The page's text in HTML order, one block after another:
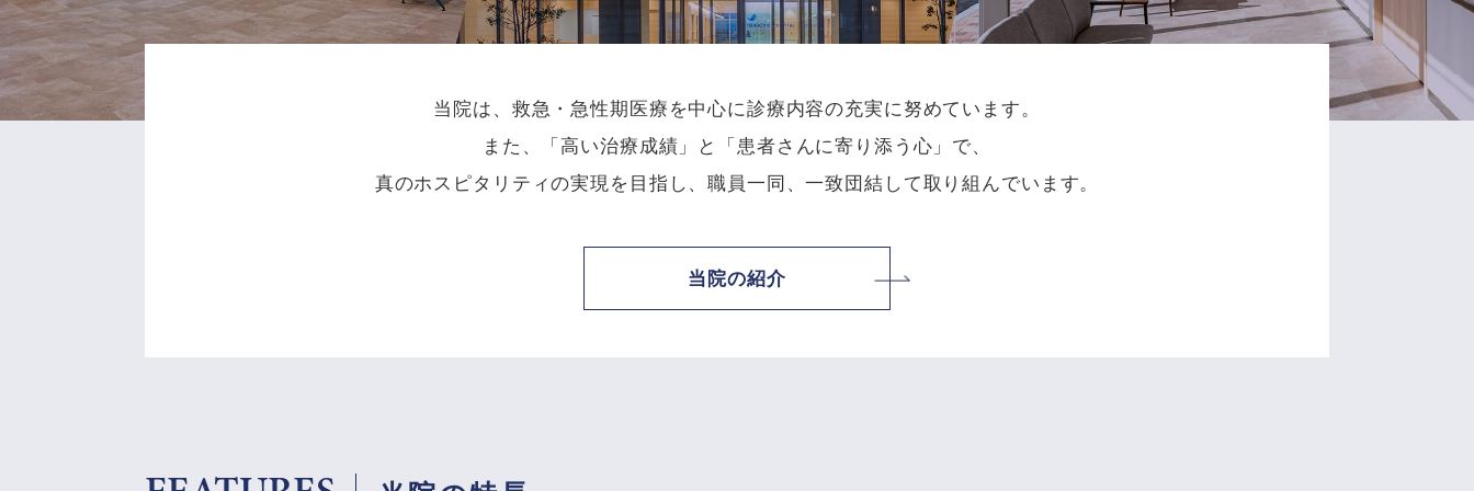
当院は、救急・急性期医療を中心に診療内容の充実に努めています。
また、「高い治療成績」と「患者さんに寄り添う心」で、
真のホスピタリティの実現を目指し、職員一同、一致団結して取り組んでいます。
当院の紹介